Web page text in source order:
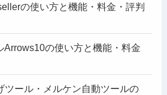
の使い方と機能・料金・評判
Arrows10の使い方と機能・料金
ツール・メルケン自動ツールの